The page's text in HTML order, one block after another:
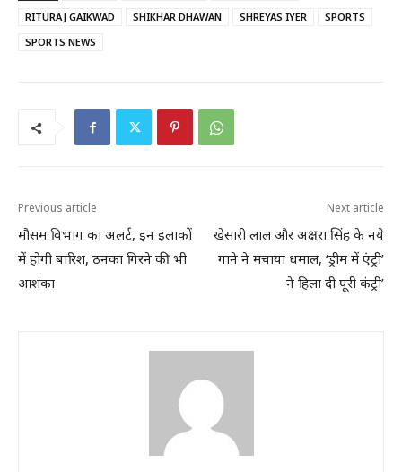
RITURAJ GAIKWAD
SHIKHAR DHAWAN SHREYAS IYER
SPORTS
SPORTS NEWS
Previous article
मौसम विभाग का अलर्ट, इन इलाकों
में होगी बारिश, ठनका गिरने की भी
आशंका
Next article
खेसारी लाल और अक्षरा सिंह के नये
गाने ने मचाया धमाल, ‘ड्रीम में एंट्री’
ने हिला दी पूरी कंट्री’